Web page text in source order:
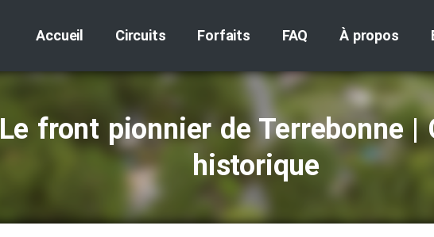
Accueil Circuits Forfaits FAQ À propos
Le front pionnier de Terrebonne |
historique